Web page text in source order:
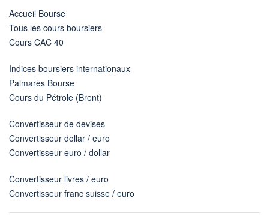
Accueil Bourse
Tous les cours boursiers
Cours CAC 40
Indices boursiers internationaux
Palmarès Bourse
Cours du Pétrole (Brent)
Convertisseur de devises
Convertisseur dollar / euro
Convertisseur euro / dollar
Convertisseur livres / euro
Convertisseur franc suisse / euro